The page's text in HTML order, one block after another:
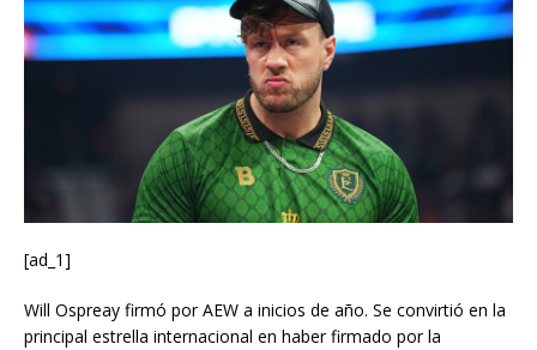
[ad_1]
Will Ospreay firmó por AEW a inicios de año. Se convirtió en la
principal estrella internacional en haber firmado por la